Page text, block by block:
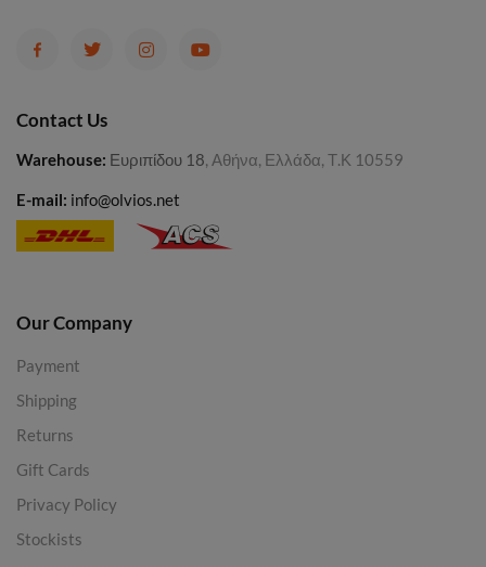
Contact Us
Warehouse: Ευριπίδου 18, Αθήνα, Ελλάδα, Τ.Κ 10559
E-mail: info@olvios.net
Our Company
Payment
Shipping
Returns
Gift Cards
Privacy Policy
Stockists